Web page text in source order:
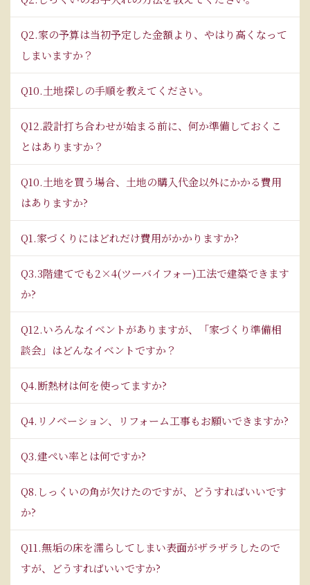
Q2.家の予算は当初予定した金額より、やはり高くなって
しまいますか？
Q10.土地探しの手順を教えてください。
Q12.設計打ち合わせが始まる前に、何か準備しておくこ
とはありますか？
Q10.土地を買う場合、土地の購入代金以外にかかる費用
はありますか?
Q1.家づくりにはどれだけ費用がかかりますか?
Q3.3階建てでも2×4(ツーバイフォー)工法で建築できます
か?
Q12.いろんなイベントがありますが、「家づくり準備相
談会」はどんなイベントですか？
Q4.断熱材は何を使ってますか?
Q4.リノベーション、リフォーム工事もお願いできますか?
Q3.建ぺい率とは何ですか?
Q8.しっくいの角が欠けたのですが、どうすればいいです
か?
Q11.無垢の床を濡らしてしまい表面がザラザラしたので
すが、どうすればいいですか?